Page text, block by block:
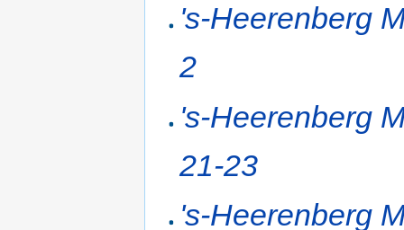
's-Heerenberg
2
's-Heerenberg
21-23
's-Heerenberg